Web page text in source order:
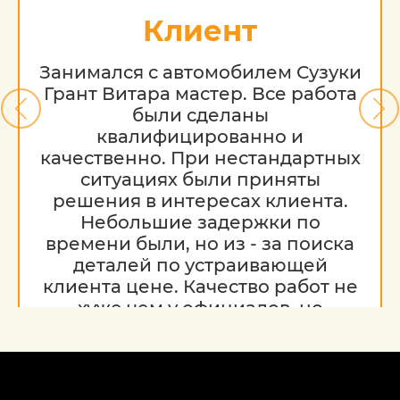
замена лобового стекла;
покраска Шевроле.
Высокое качество работ достигается
благодаря использованию отличных
материалов (которые можно дешево
купить на месте) и точному соблюдению
технологии.
Обратите внимание на то, что данный
Клиент
Занимался с автомобилем Сузуки
Грант Витара мастер. Все работа
были сделаны
квалифицированно и
качественно. При нестандартных
ситуациях были приняты
решения в интересах клиента.
Небольшие задержки по
времени были, но из - за поиска
деталей по устраивающей
клиента цене. Качество работ не
хуже чем у официалов, но
работу, надеюсь на дальнейшее